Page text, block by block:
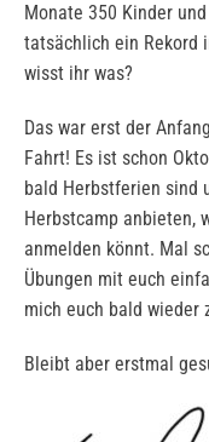
Monate 350 Kinder
tatsächlich ein Rekord
wisst ihr was?
Das war erst der
Fahrt! Es ist schon
bald Herbstferien sind
Herbstcamp anbieten,
anmelden könnt. Mal
Übungen mit euch
mich euch bald wieder
Bleibt aber erstmal